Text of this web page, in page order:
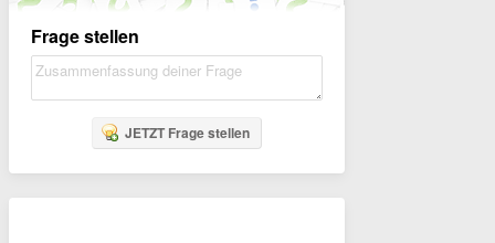
Frage stellen
JETZT Frage stellen